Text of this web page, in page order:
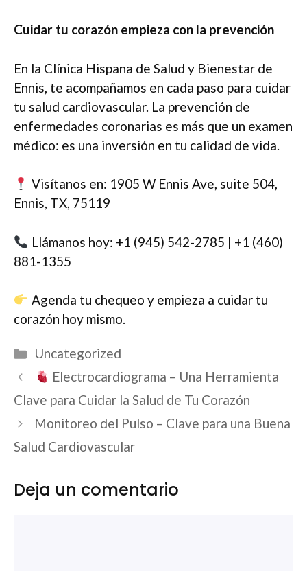
Cuidar tu corazón empieza con la prevención
En la Clínica Hispana de Salud y Bienestar de
Ennis, te acompañamos en cada paso para cuidar
tu salud cardiovascular. La prevención de
enfermedades coronarias es más que un examen
médico: es una inversión en tu calidad de vida.
Visítanos en: 1905 W Ennis Ave, suite 504,
Ennis, TX, 75119
Llámanos hoy: +1 (945) 542-2785 | +1 (460)
881-1355
Agenda tu chequeo y empieza a cuidar tu
corazón hoy mismo.
Categorías
Uncategorized
Navegación
de
entradas
Electrocardiograma – Una Herramienta
Clave para Cuidar la Salud de Tu Corazón
Monitoreo del Pulso – Clave para una Buena
Salud Cardiovascular
Deja un comentario